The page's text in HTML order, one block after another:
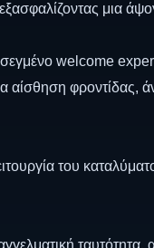
μια
welcome
αίσθηση φροντίδας,
του